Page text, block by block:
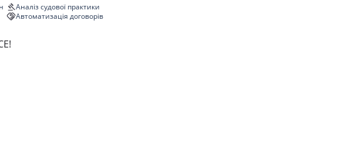
Аналіз судової практики
Автоматизація договорів